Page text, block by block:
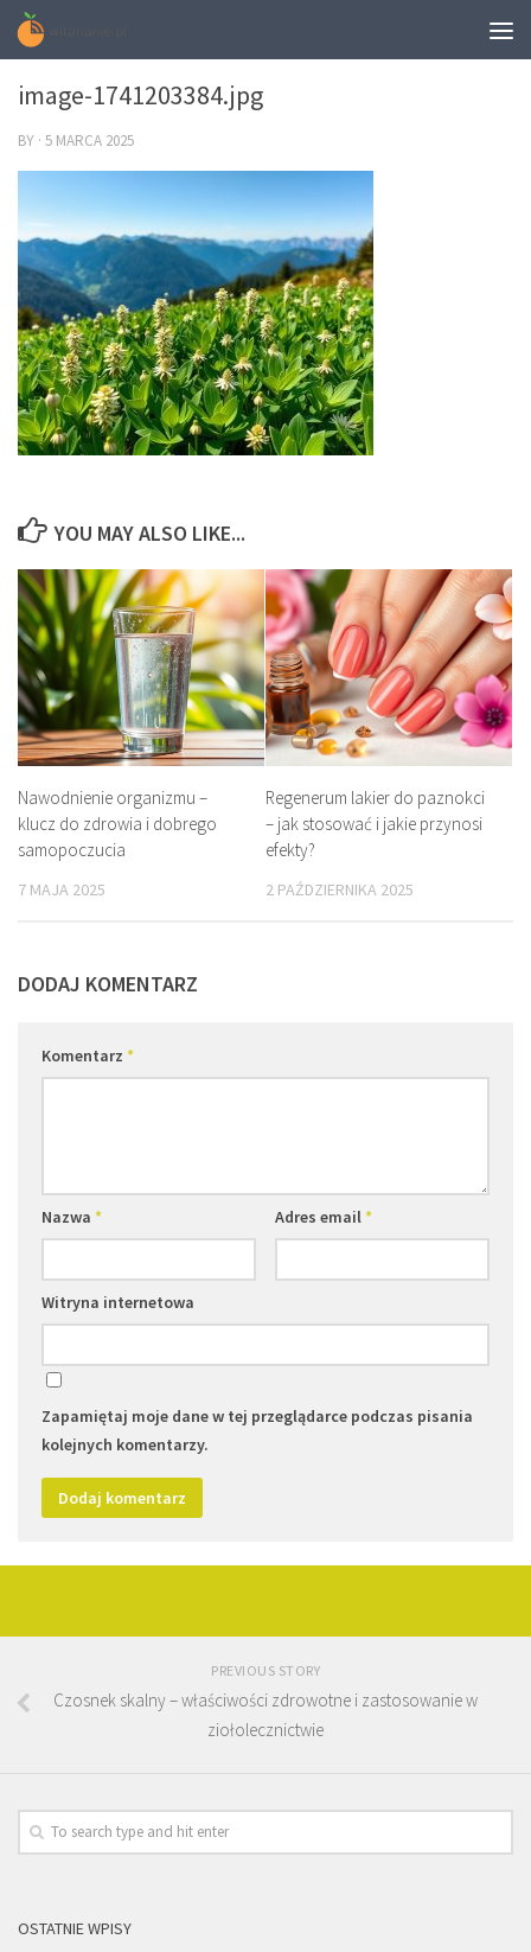
0
image-1741203384.jpg
BY · 5 MARCA 2025
YOU MAY ALSO LIKE...
Nawodnienie organizmu –
klucz do zdrowia i dobrego
samopoczucia
7 MAJA 2025
Regenerum lakier do paznokci
– jak stosować i jakie przynosi
efekty?
2 PAŹDZIERNIKA 2025
DODAJ KOMENTARZ
Komentarz *
Nazwa * Adres email*
Witryna internetowa
Zapamiętaj moje dane w tej przeglądarce podczas pisania
kolejnych komentarzy.
PREVIOUS STORY
Czosnek skalny – właściwości zdrowotne i zastosowanie w
ziołolecznictwie
OSTATNIE WPISY